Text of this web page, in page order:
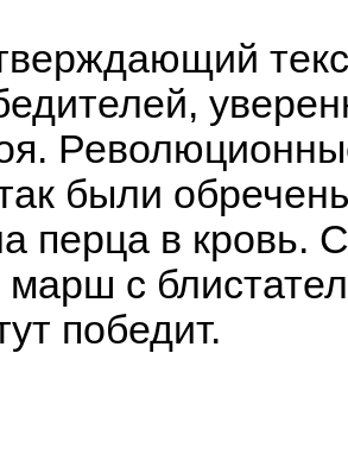
были
перца в кровь.
марш с
победит.